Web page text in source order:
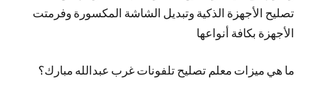
تصليح الأجهزة الذكية وتبديل الشاشة المكسورة وفرمتت
الأجهزة بكافة أنواعها
ما هي ميزات معلم تصليح تلفونات غرب عبدالله مبارك؟